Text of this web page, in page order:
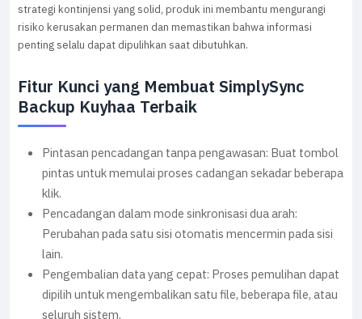
strategi kontinjensi yang solid, produk ini membantu mengurangi
risiko kerusakan permanen dan memastikan bahwa informasi
penting selalu dapat dipulihkan saat dibutuhkan.
Fitur Kunci yang Membuat SimplySync
Backup Kuyhaa Terbaik
Pintasan pencadangan tanpa pengawasan: Buat tombol
pintas untuk memulai proses cadangan sekadar beberapa
klik.
Pencadangan dalam mode sinkronisasi dua arah:
Perubahan pada satu sisi otomatis mencermin pada sisi
lain.
Pengembalian data yang cepat: Proses pemulihan dapat
dipilih untuk mengembalikan satu file, beberapa file, atau
seluruh sistem.